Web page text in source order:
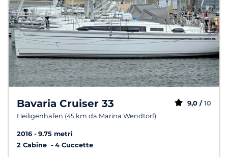
Bavaria Cruiser 33
Heiligenhafen (45 km da Marina Wendtorf)
9,0 / 10
2016
9.75 metri
2 Cabine
4 Cuccette